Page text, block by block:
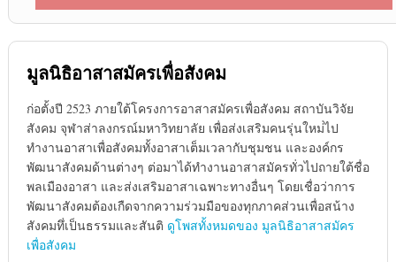
มูลนิธิอาสาสมัครเพื่อสังคม
ก่อตั้งปี 2523 ภายใต้โครงการอาสาสมัครเพื่อสังคม สถาบันวิจัย
สังคม จุฬาส่าลงกรณ์มหาวิทยาลัย เพื่อส่งเสริมคนรุ่นใหม่่ไป
ทำงานอาสาเพื่อสังคมทั้งอาสาเต็มเวลากับชุมชน และองค์กร
พัฒนาสังคมด้านต่างๆ ต่อมาได้ทำงานอาสาสมัครทั่วไปถายใต้ชื่อ
พลเมืองอาสา และส่งเสริมอาสาเฉพาะทางอื่นๆ โดยเชื่อว่าการ
พัฒนาสังคมต้องเกืดจากความร่วมมือของทุกภาคส่วนเพื่อสน้าง
สังคมทึ่เป็นธรรมและสันติ ดูโพสทั้งหมดของ มูลนิธิอาสาสมัคร
เพื่อสังคม